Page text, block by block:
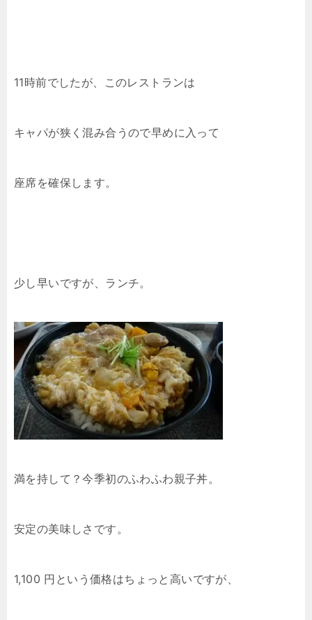
11時前でしたが、このレストランは
キャパが狭く混み合うので早めに入って
座席を確保します。
少し早いですが、ランチ。
満を持して？今季初のふわふわ親子丼。
安定の美味しさです。
1,100 円という価格はちょっと高いですが、